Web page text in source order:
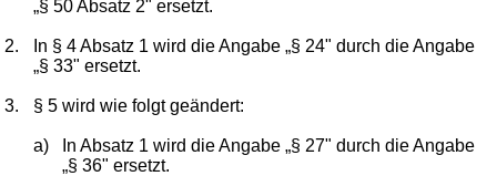
„§ 50 Absatz 2" ersetzt.
2.
In § 4 Absatz 1 wird die Angabe „§ 24" durch die Angabe
„§ 33" ersetzt.
3. § 5 wird wie folgt geändert:
a)
In Absatz 1 wird die Angabe „§ 27" durch die Angabe
„§ 36" ersetzt.